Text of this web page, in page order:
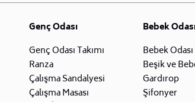
Genç Odası
Genç Odası Takımı
Ranza
Çalışma Sandalyesi
Çalışma Masası
Bebek
Bebek Odası
Beşik ve
Gardırop
Şifonyer